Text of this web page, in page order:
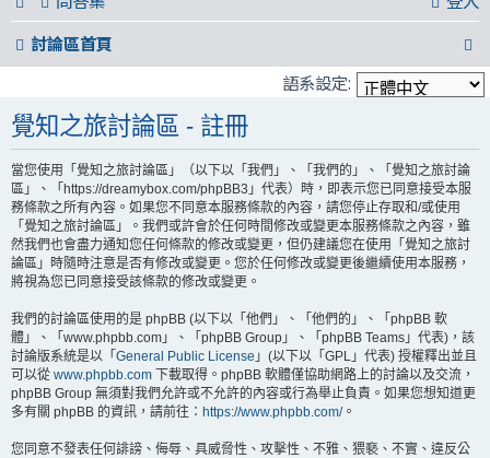
討論區首頁
語系設定:
覺知之旅討論區 - 註冊
當您使用「覺知之旅討論區」（以下以「我們」、「我們的」、「覺知之旅討論
區」、「https://dreamybox.com/phpBB3」代表）時，即表示您已同意接受本服
務條款之所有內容。如果您不同意本服務條款的內容，請您停止存取和/或使用
「覺知之旅討論區」。我們或許會於任何時間修改或變更本服務條款之內容，雖
然我們也會盡力通知您任何條款的修改或變更，但仍建議您在使用「覺知之旅討
論區」時隨時注意是否有修改或變更。您於任何修改或變更後繼續使用本服務，
將視為您已同意接受該條款的修改或變更。
我們的討論區使用的是 phpBB (以下以「他們」、「他們的」、「phpBB 軟
體」、「www.phpbb.com」、「phpBB Group」、「phpBB Teams」代表)，該
討論版系統是以「 General Public License 」(以下以「GPL」代表) 授權釋出並且
可以從 www.phpbb.com 下載取得。phpBB 軟體僅協助網路上的討論以及交流，
phpBB Group 無須對我們允許或不允許的內容或行為舉止負責。如果您想知道更
多有關 phpBB 的資訊，請前往： https://www.phpbb.com/。
您同意不發表任何誹謗、侮辱、具威脅性、攻擊性、不雅、猥褻、不實、違反公